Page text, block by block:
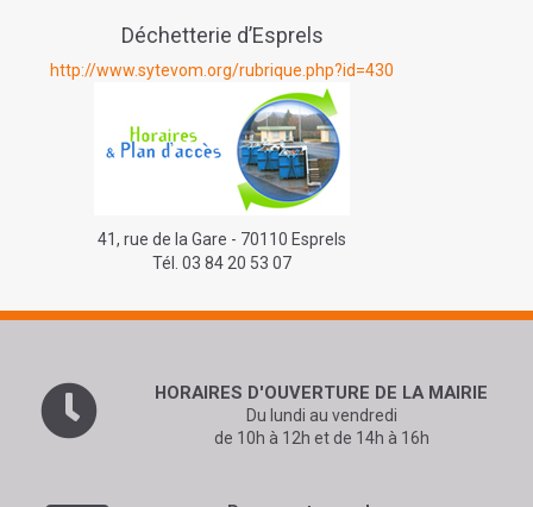
Déchetterie d’Esprels
http://www.sytevom.org/rubrique.php?id=430
41, rue de la Gare - 70110 Esprels
Tél. 03 84 20 53 07
HORAIRES D'OUVERTURE DE LA MAIRIE
Du lundi au vendredi
de 10h à 12h et de 14h à 16h